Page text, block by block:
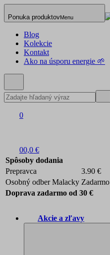
Ponuka produktovMenu
Blog
Kolekcie
Kontakt
Ako na úsporu energie 🌱
0
00,0 €
Spôsoby dodania
Prepravca
3.90 €
Osobný odber Malacky Zadarmo
Doprava zadarmo od 30 €
Akcie a zľavy